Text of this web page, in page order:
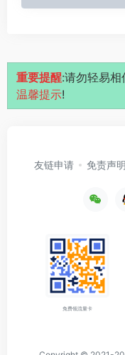
重要提醒:请勿轻易
温馨提示!
友链申请 免责声明
免费领流量卡